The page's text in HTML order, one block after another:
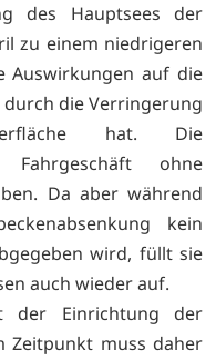
des Hauptsees der
zu einem niedrigeren
Auswirkungen auf die
die Verringerung
hat. Die
ohne
Da aber während
kein
wird, füllt sie
auch wieder auf.
der Einrichtung der
Zeitpunkt muss daher